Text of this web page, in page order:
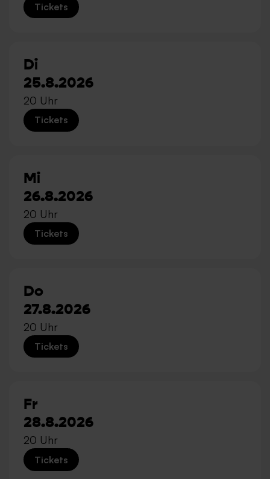
Tickets
Di
25.8.2026
20 Uhr
Tickets
Mi
26.8.2026
20 Uhr
Tickets
Do
27.8.2026
20 Uhr
Tickets
Fr
28.8.2026
20 Uhr
Tickets